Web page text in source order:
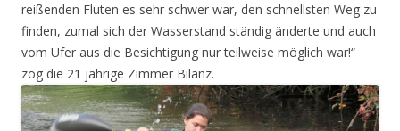
reißenden Fluten es sehr schwer war, den schnellsten Weg zu
finden, zumal sich der Wasserstand ständig änderte und auch
vom Ufer aus die Besichtigung nur teilweise möglich war!“
zog die 21 jährige Zimmer Bilanz.